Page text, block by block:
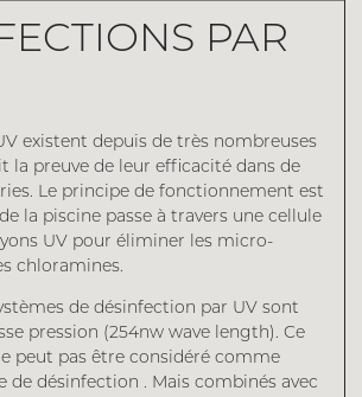
PAR
existent depuis de très nombreuses
la preuve de leur efficacité dans de
Le principe de fonctionnement est
de la piscine passe à travers une cellule
UV pour éliminer les micro-
chloramines.
de désinfection par UV sont
pression (254nw wave length). Ce
peut pas être considéré comme
de désinfection . Mais combinés avec